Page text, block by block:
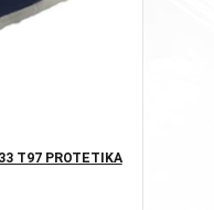
T97 PROTETIKA